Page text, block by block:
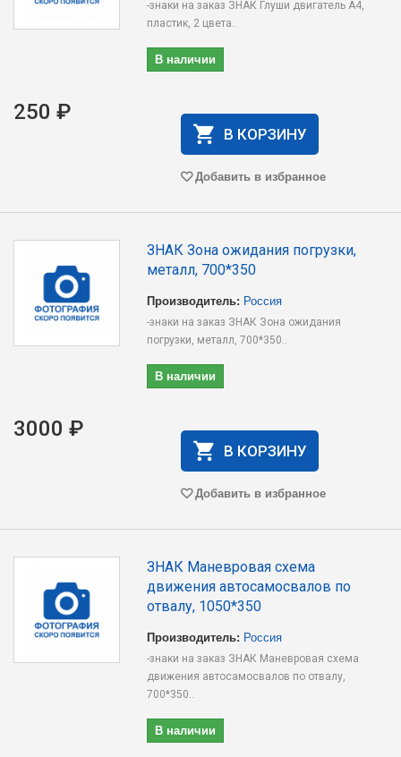
-знаки на заказ ЗНАК Глуши двигатель А4,
пластик, 2 цвета..
В наличии
250 ₽
В КОРЗИНУ
Добавить в избранное
ЗНАК Зона ожидания погрузки,
металл, 700*350
Производитель: Россия
-знаки на заказ ЗНАК Зона ожидания
погрузки, металл, 700*350..
В наличии
3000 ₽
В КОРЗИНУ
Добавить в избранное
ЗНАК Маневровая схема
движения автосамосвалов по
отвалу, 1050*350
Производитель: Россия
-знаки на заказ ЗНАК Маневровая схема
движения автосамосвалов по отвалу,
700*350..
В наличии